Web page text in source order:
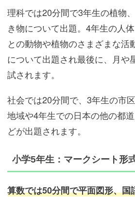
理科では20分間で3年生の植物
き物について出題。4年生の人
との動物や植物のさまざまな活
について出題され最後に、月や
試されます。
社会では20分間で、3年生の市
地域や4年生での日本の他の都
どが出題されます。
小学5年生：マークシート形
算数では50分間で平面図形、国